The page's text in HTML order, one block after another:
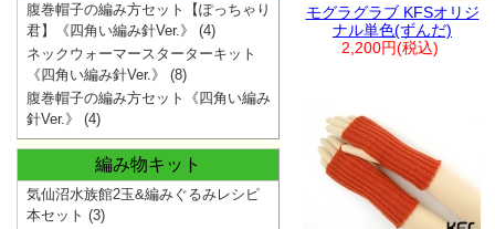
モグラグラブ KFSオリジ
ナル単色(ずんだ)
2,200円(税込)
腹巻帽子の編み方セット【ぽっちゃり
君】《四角い編み針Ver.》
(4)
ネックウォーマースターターキット
《四角い編み針Ver.》
(8)
腹巻帽子の編み方セット《四角い編み
針Ver.》
(4)
編み物キット
気仙沼水族館2玉&編みぐるみレシピ
本セット (3)